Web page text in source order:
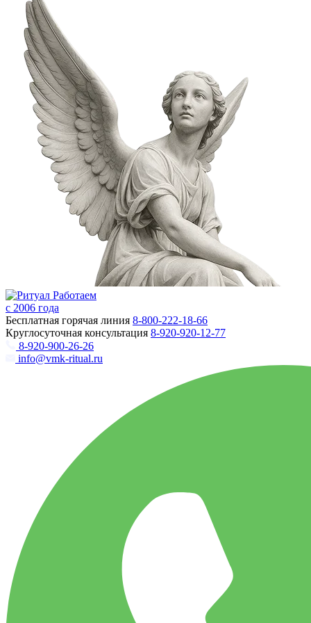
Работаем
с 2006 года
Бесплатная горячая линия 8-800-222-18-66
Круглосуточная консультация 8-920-920-12-77
8-920-900-26-26
info@vmk-ritual.ru